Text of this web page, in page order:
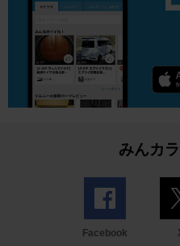
みんカ
Facebook